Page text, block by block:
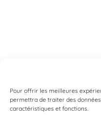
Pour offrir les meilleures
permettra de traiter des
caractéristiques et fonctions.